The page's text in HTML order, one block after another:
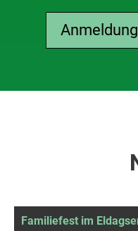
Familiefest im